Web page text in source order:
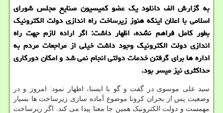
به گزارش الف دانلود یک عضو کمیسیون صنایع مجلس شورای
اسلامی با اعلان اینکه هنوز زیرساخت راه اندازی دولت الکترونیک
بطور کامل فراهم نشده، اظهار داشت: اگر اراده لازم جهت راه
اندازی دولت الکترونیک وجود داشت خیلی از مراجعات مردم به
اداره ها برای گرفتن خدمات دولتی انجام نمی شد و امکان دورکاری
حداکثری نیز میسر بود.
سید علی موسوی در گفت و گو با ایسنا، اظهار نمود: امروز و در
وضعیت پس از بحران کرونا موضوع آماده سازی زیرساخت ها بسیار
مهمست و دولت الکترونیک همین جا معنا پیدا می کند. اگر زیرساخت